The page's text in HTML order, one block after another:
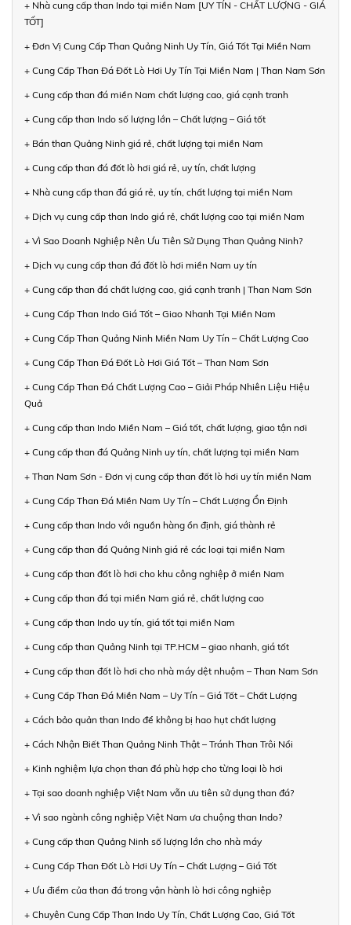
+ Nhà cung cấp than Indo tại miền Nam [UY TÍN - CHẤT LƯỢNG - GIÁ
TỐT]
+ Đơn Vị Cung Cấp Than Quảng Ninh Uy Tín, Giá Tốt Tại Miền Nam
+ Cung Cấp Than Đá Đốt Lò Hơi Uy Tín Tại Miền Nam | Than Nam Sơn
+ Cung cấp than đá miền Nam chất lượng cao, giá cạnh tranh
+ Cung cấp than Indo số lượng lớn – Chất lượng – Giá tốt
+ Bán than Quảng Ninh giá rẻ, chất lượng tại miền Nam
+ Cung cấp than đá đốt lò hơi giá rẻ, uy tín, chất lượng
+ Nhà cung cấp than đá giá rẻ, uy tín, chất lượng tại miền Nam
+ Dịch vụ cung cấp than Indo giá rẻ, chất lượng cao tại miền Nam
+ Vì Sao Doanh Nghiệp Nên Ưu Tiên Sử Dụng Than Quảng Ninh?
+ Dịch vụ cung cấp than đá đốt lò hơi miền Nam uy tín
+ Cung cấp than đá chất lượng cao, giá cạnh tranh | Than Nam Sơn
+ Cung Cấp Than Indo Giá Tốt – Giao Nhanh Tại Miền Nam
+ Cung Cấp Than Quảng Ninh Miền Nam Uy Tín – Chất Lượng Cao
+ Cung Cấp Than Đá Đốt Lò Hơi Giá Tốt – Than Nam Sơn
+ Cung Cấp Than Đá Chất Lượng Cao – Giải Pháp Nhiên Liệu Hiệu
Quả
+ Cung cấp than Indo Miền Nam – Giá tốt, chất lượng, giao tận nơi
+ Cung cấp than đá Quảng Ninh uy tín, chất lượng tại miền Nam
+ Than Nam Sơn - Đơn vị cung cấp than đốt lò hơi uy tín miền Nam
+ Cung Cấp Than Đá Miền Nam Uy Tín – Chất Lượng Ổn Định
+ Cung cấp than Indo với nguồn hàng ổn định, giá thành rẻ
+ Cung cấp than đá Quảng Ninh giá rẻ các loại tại miền Nam
+ Cung cấp than đốt lò hơi cho khu công nghiệp ở miền Nam
+ Cung cấp than đá tại miền Nam giá rẻ, chất lượng cao
+ Cung cấp than Indo uy tín, giá tốt tại miền Nam
+ Cung cấp than Quảng Ninh tại TP.HCM – giao nhanh, giá tốt
+ Cung cấp than đốt lò hơi cho nhà máy dệt nhuộm – Than Nam Sơn
+ Cung Cấp Than Đá Miền Nam – Uy Tín – Giá Tốt – Chất Lượng
+ Cách bảo quản than Indo để không bị hao hụt chất lượng
+ Cách Nhận Biết Than Quảng Ninh Thật – Tránh Than Trôi Nổi
+ Kinh nghiệm lựa chọn than đá phù hợp cho từng loại lò hơi
+ Tại sao doanh nghiệp Việt Nam vẫn ưu tiên sử dụng than đá?
+ Vì sao ngành công nghiệp Việt Nam ưa chuộng than Indo?
+ Cung cấp than Quảng Ninh số lượng lớn cho nhà máy
+ Cung Cấp Than Đốt Lò Hơi Uy Tín – Chất Lượng – Giá Tốt
+ Ưu điểm của than đá trong vận hành lò hơi công nghiệp
+ Chuyên Cung Cấp Than Indo Uy Tín, Chất Lượng Cao, Giá Tốt